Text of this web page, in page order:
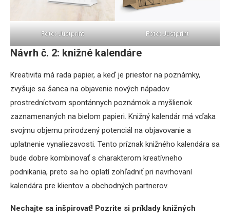
Foto: Justprint Foto: Justprint
Návrh č. 2: knižné kalendáre
Kreativita má rada papier, a keď je priestor na poznámky,
zvyšuje sa šanca na objavenie nových nápadov
prostredníctvom spontánnych poznámok a myšlienok
zaznamenaných na bielom papieri. Knižný kalendár má vďaka
svojmu objemu prirodzený potenciál na objavovanie a
uplatnenie vynaliezavosti. Tento príznak knižného kalendára sa
bude dobre kombinovať s charakterom kreatívneho
podnikania, preto sa ho oplatí zohľadniť pri navrhovaní
kalendára pre klientov a obchodných partnerov.
Nechajte sa inšpirovať! Pozrite si príklady knižných